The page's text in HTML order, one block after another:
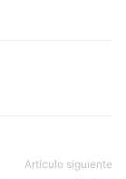
Artículo siguiente